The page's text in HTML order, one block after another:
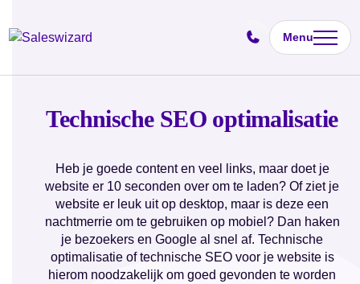
Menu
Technische SEO optimalisatie
Heb je goede content en veel links, maar doet je
website er 10 seconden over om te laden? Of ziet je
website er leuk uit op desktop, maar is deze een
nachtmerrie om te gebruiken op mobiel? Dan haken
je bezoekers en Google al snel af. Technische
optimalisatie of technische SEO voor je website is
hierom noodzakelijk om goed gevonden te worden